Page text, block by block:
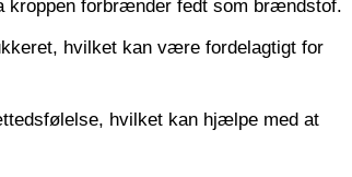
forbrænder fedt som brændstof.
hvilket kan være fordelagtigt for
hvilket kan hjælpe med at